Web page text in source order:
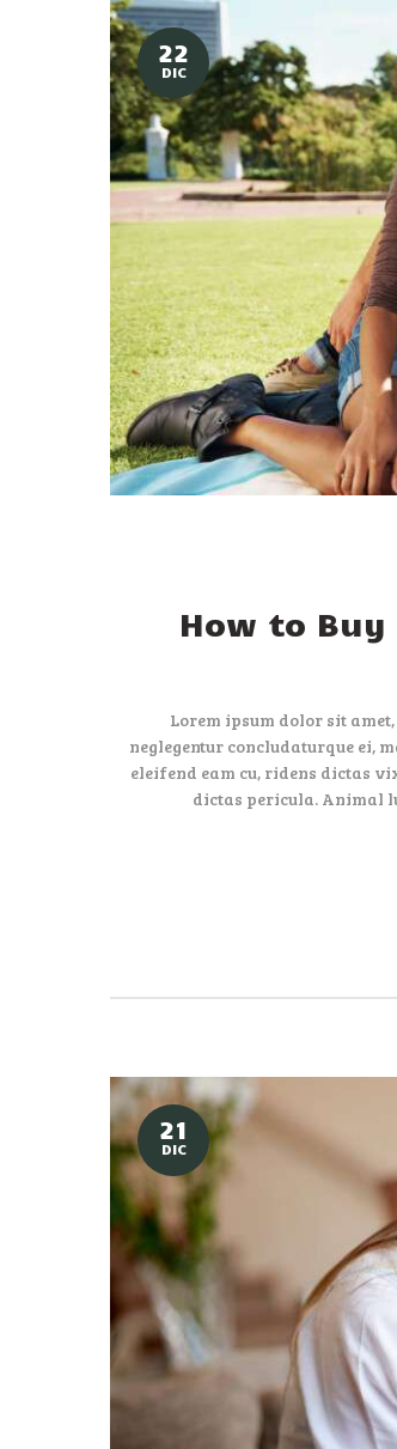
22
DIC
How to
Lorem ipsum dolor sit
neglegentur concludaturque ei,
eleifend eam cu, ridens dictas
dictas pericula. Animal
21
DIC